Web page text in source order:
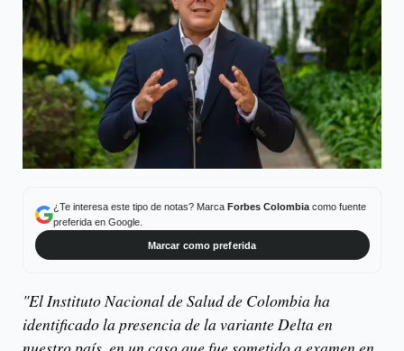
¿Te interesa este tipo de notas? Marca Forbes Colombiacomo fuente
preferida en Google.
Marcar como preferida
"El Instituto Nacional de Salud de Colombia ha
identificado la presencia de la variante Delta en